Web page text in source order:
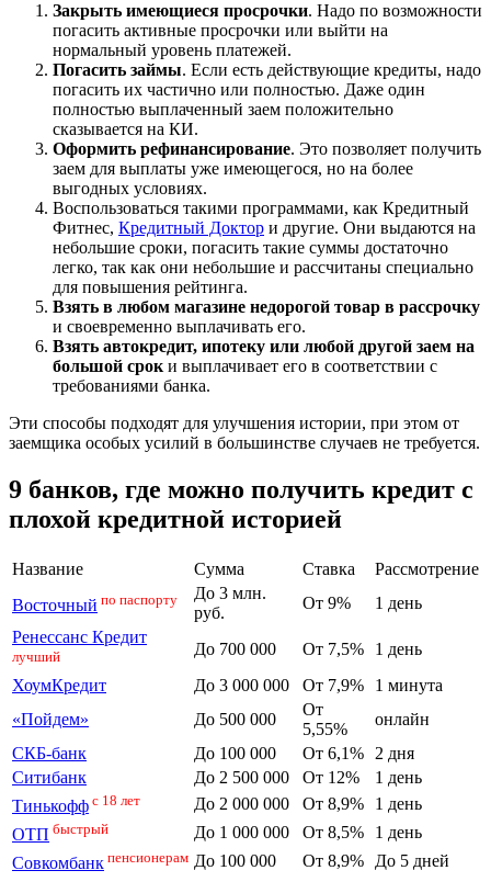
Закрыть имеющиеся просрочки. Надо по возможности
погасить активные просрочки или выйти на
нормальный уровень платежей.
Погасить займы. Если есть действующие кредиты, надо
погасить их частично или полностью. Даже один
полностью выплаченный заем положительно
сказывается на КИ.
Оформить рефинансирование. Это позволяет получить
заем для выплаты уже имеющегося, но на более
выгодных условиях.
Воспользоваться такими программами, как Кредитный
Фитнес, Кредитный Доктор и другие. Они выдаются на
небольшие сроки, погасить такие суммы достаточно
легко, так как они небольшие и рассчитаны специально
для повышения рейтинга.
Взять в любом магазине недорогой товар в рассрочку
и своевременно выплачивать его.
Взять автокредит, ипотеку или любой другой заем на
большой сроки выплачивает его в соответствии с
требованиями банка.
Эти способы подходят для улучшения истории, при этом от
заемщика особых усилий в большинстве случаев не требуется.
9 банков, где можно получить кредит с
плохой кредитной историей
Название Сумма Ставка
Рассмотрение
Восточный по паспорту
До 3 млн.
руб.
От 9%
1 день
Ренессанс Кредит
лучший До 700 000 От 7,5%
1 день
ХоумКредит
До 3 000 000 От 7,9%
1 минута
«Пойдем»
До 500 000
От
5,55%
онлайн
СКБ-банк
До 100 000 От 6,1%
2 дня
Ситибанк
До 2 500 000 От 12%
1 день
Тинькофф с 18 лет До 2 000 000 От 8,9%
1 день
ОТП быстрый До 1 000 000 От 8,5%
1 день
Совкомбанк пенсионерам До 100 000 От 8,9% До 5 дней